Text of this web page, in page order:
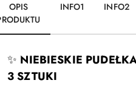
OPIS
INFO1 INFO2
✨ NIEBIESKIE
3 SZTUKI